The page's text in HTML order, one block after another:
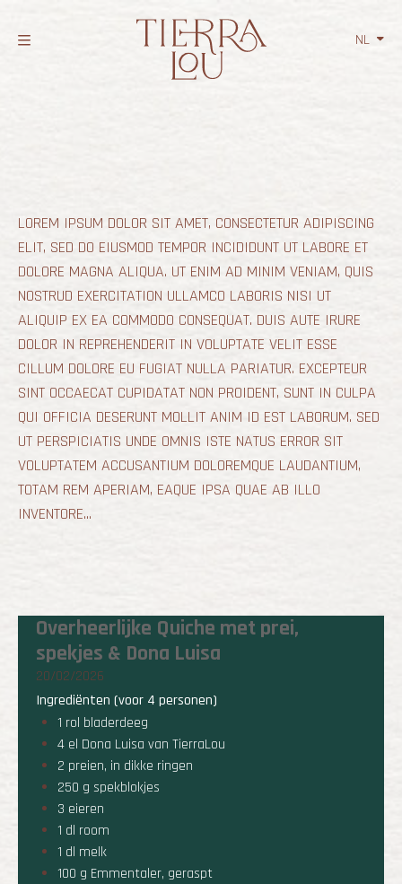
NL
LOREM IPSUM DOLOR SIT AMET, CONSECTETUR ADIPISCING
ELIT, SED DO EIUSMOD TEMPOR INCIDIDUNT UT LABORE ET
DOLORE MAGNA ALIQUA. UT ENIM AD MINIM VENIAM, QUIS
NOSTRUD EXERCITATION ULLAMCO LABORIS NISI UT
ALIQUIP EX EA COMMODO CONSEQUAT. DUIS AUTE IRURE
DOLOR IN REPREHENDERIT IN VOLUPTATE VELIT ESSE
CILLUM DOLORE EU FUGIAT NULLA PARIATUR. EXCEPTEUR
SINT OCCAECAT CUPIDATAT NON PROIDENT, SUNT IN CULPA
QUI OFFICIA DESERUNT MOLLIT ANIM ID EST LABORUM. SED
UT PERSPICIATIS UNDE OMNIS ISTE NATUS ERROR SIT
VOLUPTATEM ACCUSANTIUM DOLOREMQUE LAUDANTIUM,
TOTAM REM APERIAM, EAQUE IPSA QUAE AB ILLO
INVENTORE...
Overheerlijke Quiche met prei,
spekjes & Dona Luisa
20/02/2026
Ingrediënten (voor 4 personen)
1 rol bladerdeeg
4 el Dona Luisa van TierraLou
2 preien, in dikke ringen
250 g spekblokjes
3 eieren
1 dl room
1 dl melk
100 g Emmentaler, geraspt